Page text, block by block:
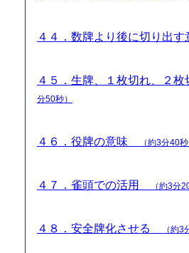
４４．数牌より後に切り出
４５．生牌、１枚切れ、２
分50秒）
４６．役牌の意味 （約3分40秒
４７．雀頭での活用 （約3分
４８．安全牌化させる （約3